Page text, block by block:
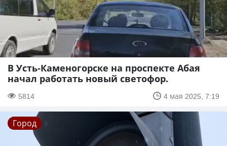
В Усть-Каменогорске на проспекте Абая
начал работать новый светофор.
5814 4 мая 2025, 7:19
Город